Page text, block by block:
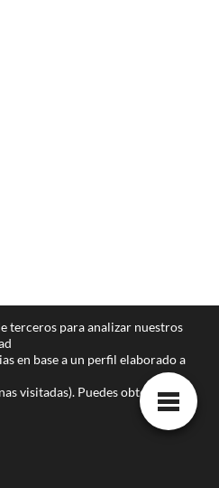
mar
17, 17310 Lloret de
terceros para analizar nuestros
en base a un perfil elaborado a
visitadas). Puedes obtener más